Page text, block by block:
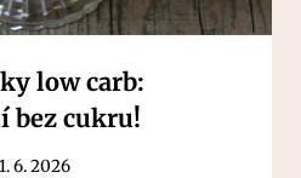
low carb:
bez cukru!
6. 2026